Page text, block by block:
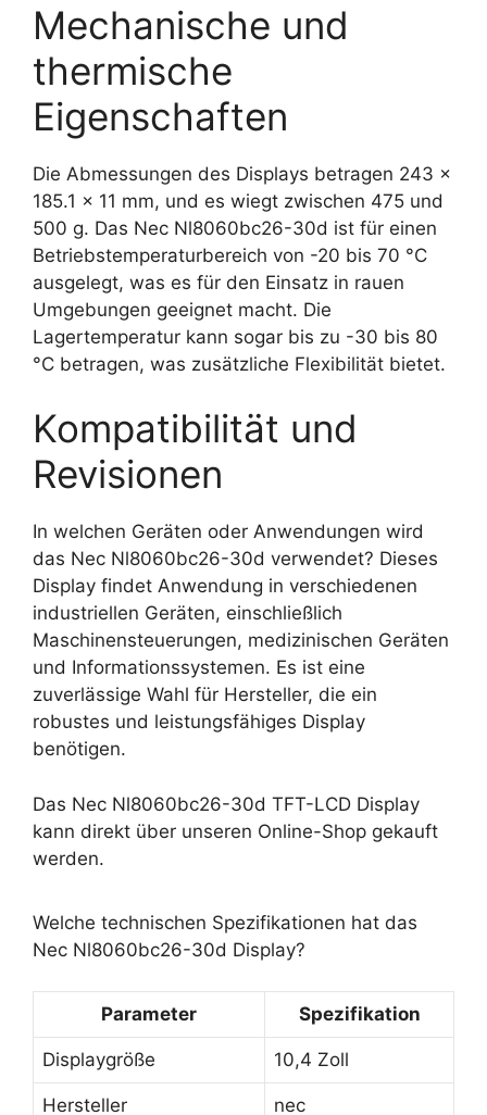
Mechanische und
thermische
Eigenschaften
Die Abmessungen des Displays betragen 243 x
185.1 x 11 mm, und es wiegt zwischen 475 und
500 g. Das Nec Nl8060bc26-30d ist für einen
Betriebstemperaturbereich von -20 bis 70 °C
ausgelegt, was es für den Einsatz in rauen
Umgebungen geeignet macht. Die
Lagertemperatur kann sogar bis zu -30 bis 80
°C betragen, was zusätzliche Flexibilität bietet.
Kompatibilität und
Revisionen
In welchen Geräten oder Anwendungen wird
das Nec Nl8060bc26-30d verwendet? Dieses
Display findet Anwendung in verschiedenen
industriellen Geräten, einschließlich
Maschinensteuerungen, medizinischen Geräten
und Informationssystemen. Es ist eine
zuverlässige Wahl für Hersteller, die ein
robustes und leistungsfähiges Display
benötigen.
Das Nec Nl8060bc26-30d TFT-LCD Display
kann direkt über unseren Online-Shop gekauft
werden.
Welche technischen Spezifikationen hat das
Nec Nl8060bc26-30d Display?
Parameter Spezifikation
Displaygröße 10,4 Zoll
Hersteller nec